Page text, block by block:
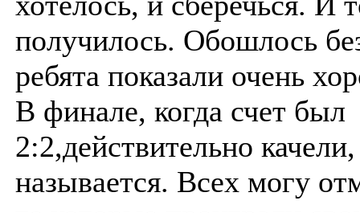
получилось. Обошлось
ребята показали очень
В финале, когда счет был
2:2,действительно
называется. Всех могу